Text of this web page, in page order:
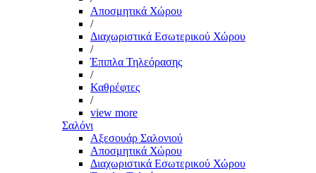
Αποσμητικά Χώρου
/
Διαχωριστικά Εσωτερικού Χώρου
/
Έπιπλα Τηλεόρασης
/
Καθρέφτες
/
view more
Σαλόνι
Αξεσουάρ Σαλονιού
Αποσμητικά Χώρου
Διαχωριστικά Εσωτερικού Χώρου